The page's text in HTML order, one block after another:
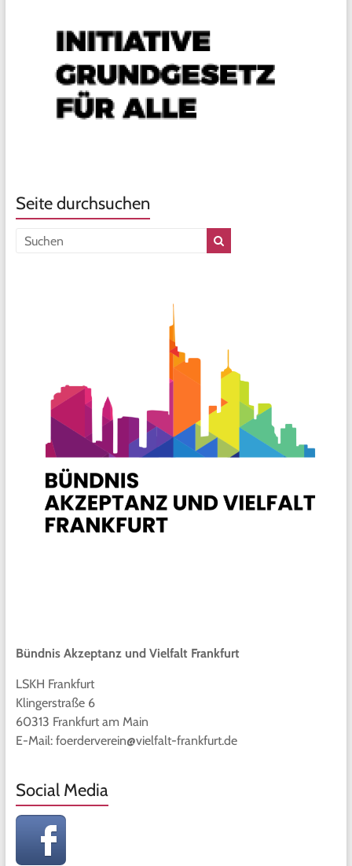
Seite durchsuchen
Bündnis Akzeptanz und Vielfalt Frankfurt
LSKH Frankfurt
Klingerstraße 6
60313 Frankfurt am Main
E-Mail: foerderverein@vielfalt-frankfurt.de
Social Media